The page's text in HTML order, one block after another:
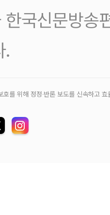
국신문방송
.
를 위해 정정‧반론 보도를 신속하고